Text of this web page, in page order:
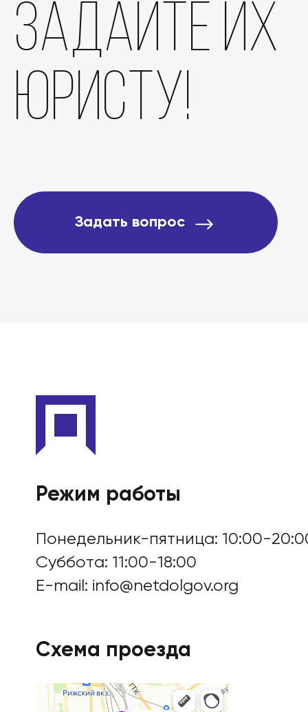
задайте их
юристу!
Задать вопрос
Режим работы
Понедельник-пятница: 10:00-
Суббота: 11:00-18:00
E-mail: info@netdolgov.org
Схема проезда
Отзывы
О компании
Контакты